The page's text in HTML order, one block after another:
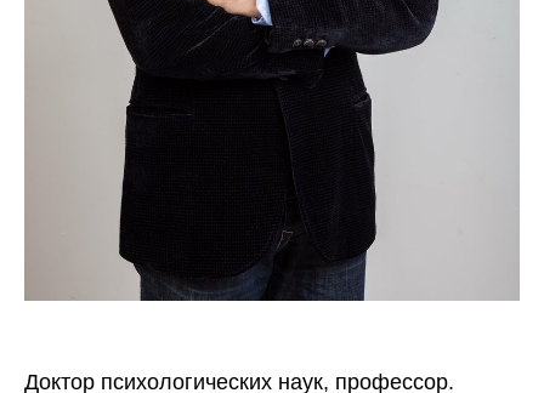
Доктор психологических наук, профессор.